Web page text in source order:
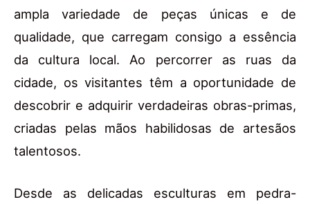
ampla variedade de peças únicas e de
qualidade, que carregam consigo a essência
da cultura local. Ao percorrer as ruas da
cidade, os visitantes têm a oportunidade de
descobrir e adquirir verdadeiras obras-primas,
criadas pelas mãos habilidosas de artesãos
talentosos.
Desde as delicadas esculturas em pedra-